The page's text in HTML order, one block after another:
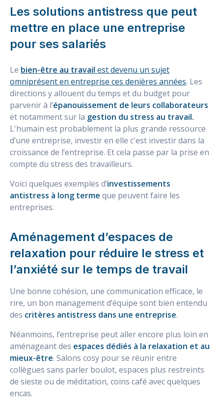
Les solutions antistress que peut
mettre en place une entreprise
pour ses salariés
Le bien-être au travail est devenu un sujet
omniprésent en entreprise ces denières années. Les
directions y allouent du temps et du budget pour
parvenir à l’épanouissement de leurs collaborateurs
et notamment sur la gestion du stress au travail.
L'humain est probablement la plus grande ressource
d’une entreprise, investir en elle c'est investir dans la
croissance de l’entreprise. Et cela passe par la prise en
compte du stress des travailleurs.
Voici quelques exemples d’investissements
antistress à long terme que peuvent faire les
entreprises.
Aménagement d’espaces de
relaxation pour réduire le stress et
l’anxiété sur le temps de travail
Une bonne cohésion, une communication efficace, le
rire, un bon management d’équipe sont bien entendu
des critères antistress dans une entreprise.
Néanmoins, l’entreprise peut aller encore plus loin en
aménageant des espaces dédiés à la relaxation et au
mieux-être. Salons cosy pour se réunir entre
collègues sans parler boulot, espaces plus restreints
de sieste ou de méditation, coins café avec quelques
encas.